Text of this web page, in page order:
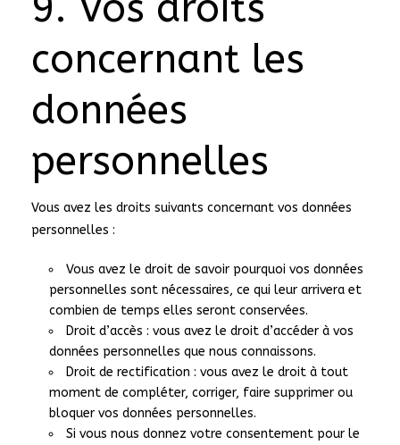
concernant les
données
personnelles
Vous avez les droits suivants concernant vos données
personnelles :
Vous avez le droit de savoir pourquoi vos données
personnelles sont nécessaires, ce qui leur arrivera et
combien de temps elles seront conservées.
Droit d’accès : vous avez le droit d’accéder à vos
données personnelles que nous connaissons.
Droit de rectification : vous avez le droit à tout
moment de compléter, corriger, faire supprimer ou
bloquer vos données personnelles.
Si vous nous donnez votre consentement pour le